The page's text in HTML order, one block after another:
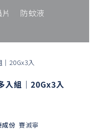
防蚊液
入組｜20Gx3入
成份 賽滅寧